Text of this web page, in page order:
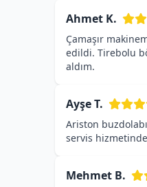
Ahmet K.
Çamaşır
edildi. Tirebolu
aldım.
Ayşe T.
Ariston
servis
Mehmet B.